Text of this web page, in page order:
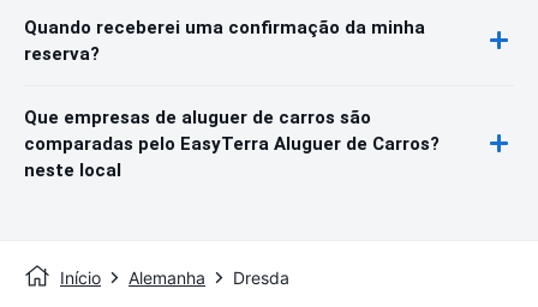
Quando receberei uma confirmação da minha
reserva?
Que empresas de aluguer de carros são
comparadas pelo EasyTerra Aluguer de Carros?
neste local
Início Alemanha Dresda